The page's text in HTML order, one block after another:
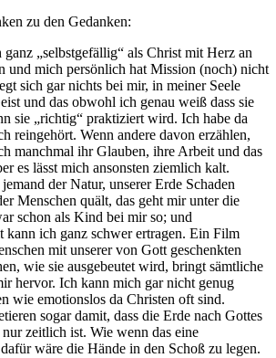
zu den Gedanken:
„selbstgefällig“ als Christ mit Herz an
und mich persönlich hat Mission (noch) nicht
sich gar nichts bei mir, in meiner Seele
und das obwohl ich genau weiß dass sie
sie „richtig“ praktiziert wird. Ich habe da
reingehört. Wenn andere davon erzählen,
manchmal ihr Glauben, ihre Arbeit und das
es lässt mich ansonsten ziemlich kalt.
der Natur, unserer Erde Schaden
Menschen quält, das geht mir unter die
schon als Kind bei mir so; und
kann ich ganz schwer ertragen. Ein Film
mit unserer von Gott geschenkten
wie sie ausgebeutet wird, bringt sämtliche
hervor. Ich kann mich gar nicht genug
wie emotionslos da Christen oft sind.
sogar damit, dass die Erde nach Gottes
zeitlich ist. Wie wenn das eine
wäre die Hände in den Schoß zu legen.